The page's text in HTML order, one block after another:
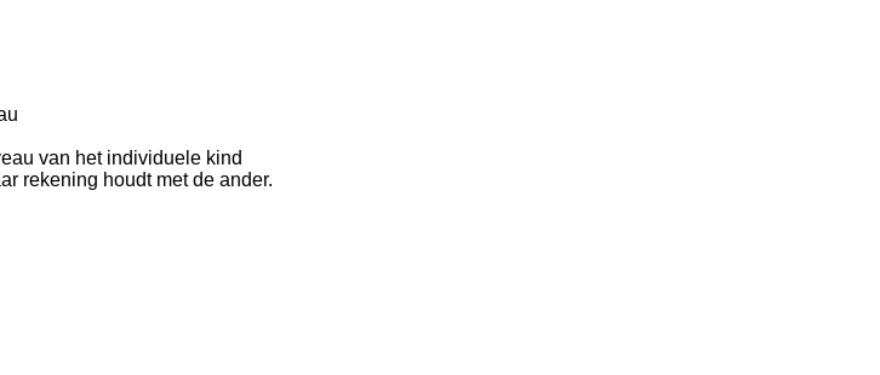
van het individuele kind
rekening houdt met de ander.